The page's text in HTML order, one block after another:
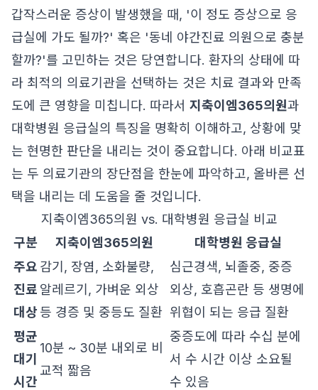
갑작스러운 증상이 발생했을 때, '이 정도 증상으로 응
급실에 가도 될까?' 혹은 '동네 야간진료 의원으로 충분
할까?'를 고민하는 것은 당연합니다. 환자의 상태에 따
라 최적의 의료기관을 선택하는 것은 치료 결과와 만족
도에 큰 영향을 미칩니다. 따라서 지축이엠365의원과
대학병원 응급실의 특징을 명확히 이해하고, 상황에 맞
는 현명한 판단을 내리는 것이 중요합니다. 아래 비교표
는 두 의료기관의 장단점을 한눈에 파악하고, 올바른 선
택을 내리는 데 도움을 줄 것입니다.
지축이엠365의원 vs. 대학병원 응급실 비교
구분
지축이엠365의원
대학병원 응급실
주요
진료
대상
감기, 장염, 소화불량,
알레르기, 가벼운 외상
등 경증 및 중등도 질환
심근경색, 뇌졸중, 중증
외상, 호흡곤란 등 생명에
위협이 되는 응급 질환
평균
대기
시간
10분 ~ 30분 내외로 비
교적 짧음
중증도에 따라 수십 분에
서 수 시간 이상 소요될
수 있음